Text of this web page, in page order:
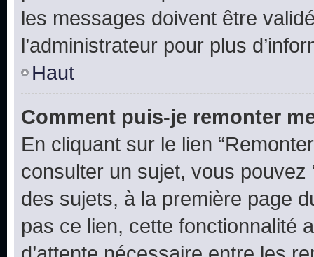
les messages doivent être
l’administrateur pour plus
Haut
Comment puis-je remonter
En cliquant sur le lien
consulter un sujet, vous pouvez
des sujets, à la première page
pas ce lien, cette fonctionnalité